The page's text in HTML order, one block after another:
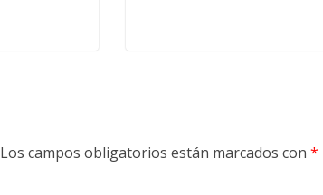
Los campos obligatorios están marcados con *